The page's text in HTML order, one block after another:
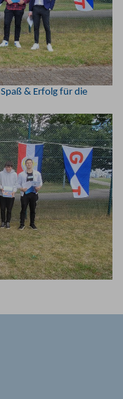
& Erfolg für die